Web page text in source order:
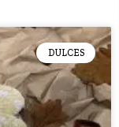
DULCES